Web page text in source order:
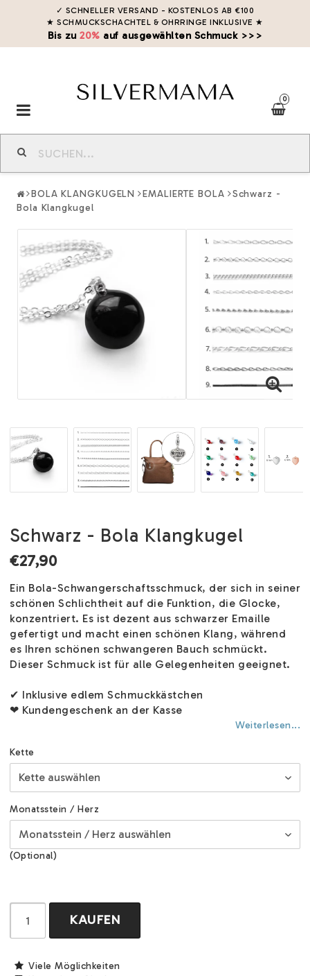
✓ SCHNELLER VERSAND - KOSTENLOS AB €100
★ SCHMUCKSCHACHTEL & OHRRINGE INKLUSIVE ★
Bis zu20% auf ausgewählten Schmuck >>>
0
Toggle
navigation
BOLA KLANGKUGELN EMALIERTE BOLA
Schwarz -
Bola Klangkugel
Schwarz - Bola Klangkugel
€27,90
Ein Bola-Schwangerschaftsschmuck, der sich in seiner
schönen Schlichtheit auf die Funktion, die Glocke,
konzentriert. Es ist dezent aus schwarzer Emaille
gefertigt und macht einen schönen Klang, während
es Ihren schönen schwangeren Bauch schmückt.
Dieser Schmuck ist für alle Gelegenheiten geeignet.
✔ Inklusive edlem Schmuckkästchen
❤ Kundengeschenk an der Kasse
Weiterlesen...
Kette
Monatsstein / Herz
(Optional)
KAUFEN
Viele Möglichkeiten